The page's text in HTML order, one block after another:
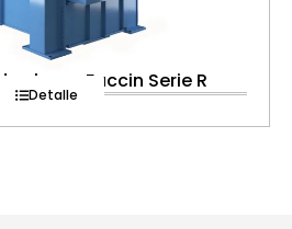
chapa Faccin Serie R
Detalle